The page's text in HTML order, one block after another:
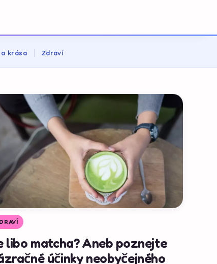
a krása Zdraví
libo matcha? Aneb poznejte
účinky neobyčejného